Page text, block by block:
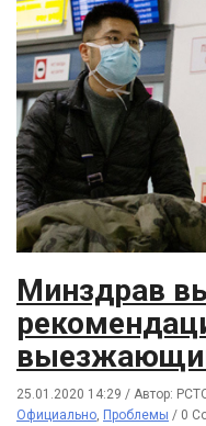
Минздрав
25.01.2020 14:29 / Автор:
Официально, Проблемы / 0